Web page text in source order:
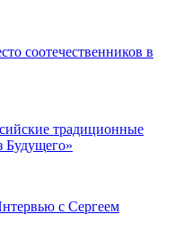
соотечественников в
традиционные
Будущего»
с Сергеем